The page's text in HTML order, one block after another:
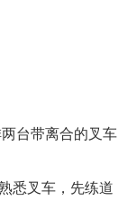
台带离合的叉车
悉叉车，先练道